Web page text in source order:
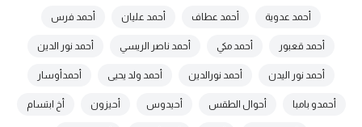
أحمد عدوية أحمد عطاف أحمد عليان أحمد فرس
أحمد قعبور أحمد مكي أحمد ناصر الريسي أحمد نور الدين
أحمد نور اليدن أحمد نورالدين أحمد ولد يحيى أحمدأوسار
أحمدو بامبا أحوال الطقس أحيدوس أحيزون أخ ابتسام